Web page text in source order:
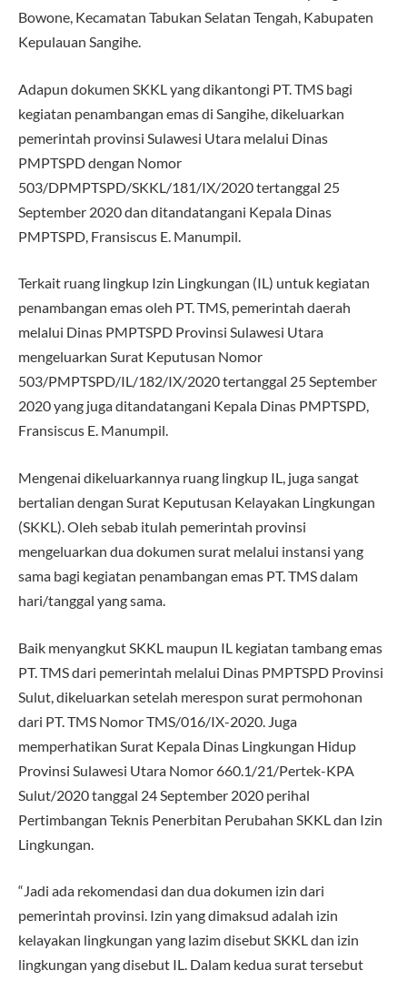
Bowone, Kecamatan Tabukan Selatan Tengah, Kabupaten
Kepulauan Sangihe.
Adapun dokumen SKKL yang dikantongi PT. TMS bagi
kegiatan penambangan emas di Sangihe, dikeluarkan
pemerintah provinsi Sulawesi Utara melalui Dinas
PMPTSPD dengan Nomor
503/DPMPTSPD/SKKL/181/IX/2020 tertanggal 25
September 2020 dan ditandatangani Kepala Dinas
PMPTSPD, Fransiscus E. Manumpil.
Terkait ruang lingkup Izin Lingkungan (IL) untuk kegiatan
penambangan emas oleh PT. TMS, pemerintah daerah
melalui Dinas PMPTSPD Provinsi Sulawesi Utara
mengeluarkan Surat Keputusan Nomor
503/PMPTSPD/IL/182/IX/2020 tertanggal 25 September
2020 yang juga ditandatangani Kepala Dinas PMPTSPD,
Fransiscus E. Manumpil.
Mengenai dikeluarkannya ruang lingkup IL, juga sangat
bertalian dengan Surat Keputusan Kelayakan Lingkungan
(SKKL). Oleh sebab itulah pemerintah provinsi
mengeluarkan dua dokumen surat melalui instansi yang
sama bagi kegiatan penambangan emas PT. TMS dalam
hari/tanggal yang sama.
Baik menyangkut SKKL maupun IL kegiatan tambang emas
PT. TMS dari pemerintah melalui Dinas PMPTSPD Provinsi
Sulut, dikeluarkan setelah merespon surat permohonan
dari PT. TMS Nomor TMS/016/IX-2020. Juga
memperhatikan Surat Kepala Dinas Lingkungan Hidup
Provinsi Sulawesi Utara Nomor 660.1/21/Pertek-KPA
Sulut/2020 tanggal 24 September 2020 perihal
Pertimbangan Teknis Penerbitan Perubahan SKKL dan Izin
Lingkungan.
“Jadi ada rekomendasi dan dua dokumen izin dari
pemerintah provinsi. Izin yang dimaksud adalah izin
kelayakan lingkungan yang lazim disebut SKKL dan izin
lingkungan yang disebut IL. Dalam kedua surat tersebut